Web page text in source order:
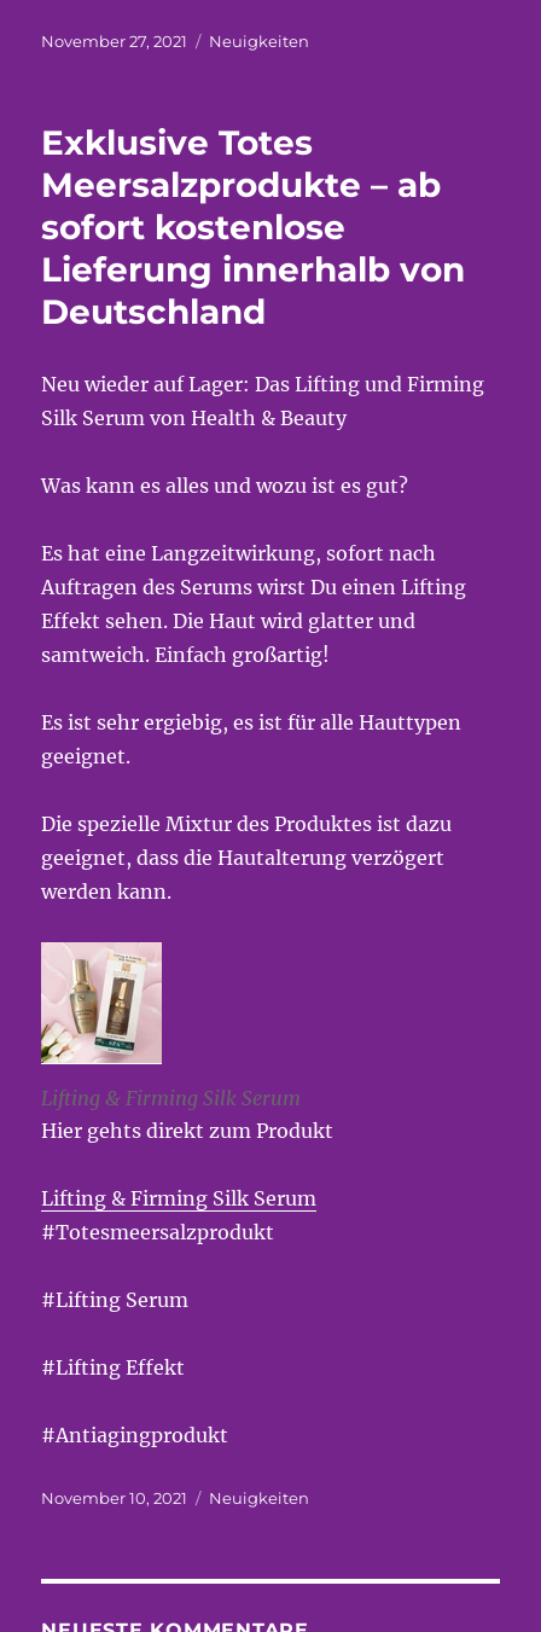
Veröffentlicht
November 27, 2021 Kategorien
Neuigkeiten
Exklusive Totes
Meersalzprodukte – ab
sofort kostenlose
Lieferung innerhalb von
Deutschland
Neu wieder auf Lager: Das Lifting und Firming
Silk Serum von Health & Beauty
Was kann es alles und wozu ist es gut?
Es hat eine Langzeitwirkung, sofort nach
Auftragen des Serums wirst Du einen Lifting
Effekt sehen. Die Haut wird glatter und
samtweich. Einfach großartig!
Es ist sehr ergiebig, es ist für alle Hauttypen
geeignet.
Die spezielle Mixtur des Produktes ist dazu
geeignet, dass die Hautalterung verzögert
werden kann.
Lifting & Firming Silk Serum
Hier gehts direkt zum Produkt
Lifting & Firming Silk Serum
#Totesmeersalzprodukt
#Lifting Serum
#Lifting Effekt
#Antiagingprodukt
Veröffentlicht
November 10, 2021 Kategorien
Neuigkeiten